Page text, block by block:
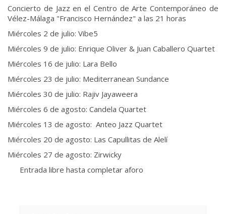
Concierto de Jazz en el Centro de Arte Contemporáneo de
Vélez-Málaga "Francisco Hernández" a las 21 horas
Miércoles 2 de julio: Vibe5
Miércoles 9 de julio: Enrique Oliver & Juan Caballero Quartet
Miércoles 16 de julio: Lara Bello
Miércoles 23 de julio: Mediterranean Sundance
Miércoles 30 de julio: Rajiv Jayaweera
Miércoles 6 de agosto: Candela Quartet
Miércoles 13 de agosto: Anteo Jazz Quartet
Miércoles 20 de agosto: Las Capullitas de Alelí
Miércoles 27 de agosto: Zirwicky
Entrada libre hasta completar aforo